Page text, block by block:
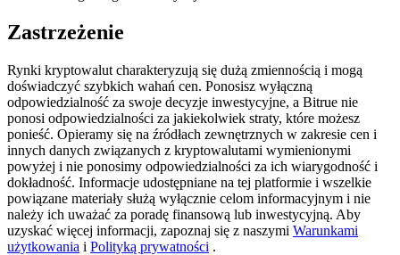
Share 500000 CASHCAT prize pool
Exclusive for BitMart Users
Register & Trade to Win 500,000 USDT
Precious Metals Trading Carnival
Trade Gold & Silver · 33,333 USDT Bonus
Zastrzeżenie
Rynki kryptowalut charakteryzują się dużą zmiennością i mogą
doświadczyć szybkich wahań cen. Ponosisz wyłączną
odpowiedzialność za swoje decyzje inwestycyjne, a Bitrue nie
ponosi odpowiedzialności za jakiekolwiek straty, które możesz
ponieść. Opieramy się na źródłach zewnętrznych w zakresie cen i
innych danych związanych z kryptowalutami wymienionymi
powyżej i nie ponosimy odpowiedzialności za ich wiarygodność i
dokładność. Informacje udostępniane na tej platformie i wszelkie
powiązane materiały służą wyłącznie celom informacyjnym i nie
należy ich uważać za poradę finansową lub inwestycyjną. Aby
uzyskać więcej informacji, zapoznaj się z naszymi Warunkami
użytkowania i Polityką prywatności .